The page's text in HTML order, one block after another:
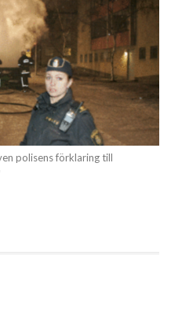
polisens förklaring till